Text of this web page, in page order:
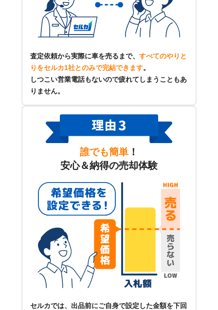
査定依頼から実際に車を売るまで、 すべてのやりと
りをセルカ1社とのみで完結できます。
しつこい営業電話もないので疲れてしまうこともあ
りません。
誰でも簡単 ！
安心＆納得の売却体験
セルカでは、出品前にご自身で設定した金額を下回